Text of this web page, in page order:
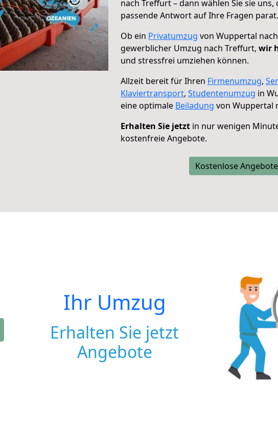
nach Treffurt – dann wählen Sie sie
passende Antwort auf Ihre Fragen parat.
Ob ein Privatumzug von Wuppertal
gewerblicher Umzug nach Treffurt, wir
und stressfrei umziehen können.
Allzeit bereit für Ihren Firmenumzug,
Klaviertransport, Studentenumzug in
eine optimale Beiladung von Wuppertal
Erhalten Sie jetzt in nur wenigen
kostenfreie Angebote.
Kostenlose
Ihr Umzug
Erhalten Sie jetzt
Angebote